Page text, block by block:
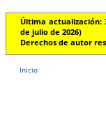
Última actualización:
de julio de 2026)
Derechos de autor
Inicio